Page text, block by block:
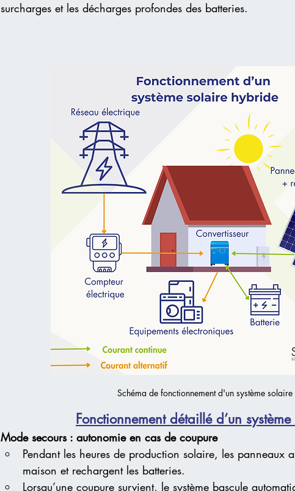
surcharges et les décharges profondes des batteries.
Schéma de fonctionnement d'un système solaire
Fonctionnement détaillé d’un
Mode secours : autonomie en cas de coupure
Pendant les heures de production solaire, les panneaux
maison et rechargent les batteries.
Lorsqu’une coupure survient, le système bascule